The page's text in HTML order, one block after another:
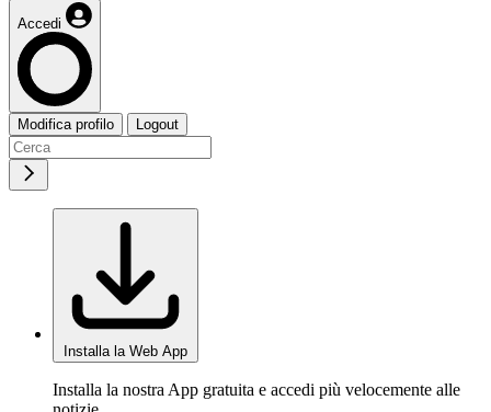
Accedi
Modifica profilo Logout
Installa la Web App
Installa la nostra App gratuita e accedi più velocemente alle